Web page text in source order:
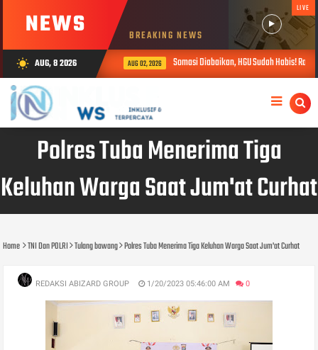
NEWS BREAKING NEWS
LIVE
wb_sunny AUG, 8 2026 AUG 02, 2026 Somasi Diabaikan, HGU Sudah Habis!
Polres Tuba Menerima Tiga
Keluhan Warga Saat Jum'at Curhat
Home TNI Dan POLRI Tulang bawang Polres Tuba Menerima Tiga Keluhan Warga Saat Jum'at Curhat
REDAKSI ABIZARD GROUP 1/20/2023 05:46:00 AM 0